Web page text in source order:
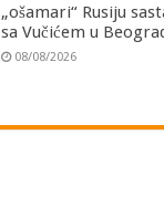
„ošamari“ Rusiju
sa Vučićem u
08/08/2026